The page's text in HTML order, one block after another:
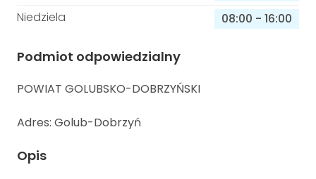
Niedziela
08:00 - 16:00
Podmiot odpowiedzialny
POWIAT GOLUBSKO-DOBRZYŃSKI
Adres: Golub-Dobrzyń
Opis